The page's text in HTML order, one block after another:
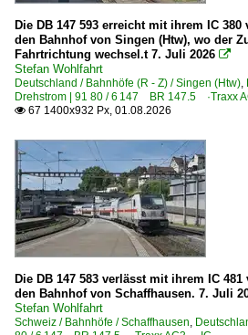
ICE T BR 415 · 5 415
ICExperimental BR 410.0 ·
Elektrotriebzüge | 94 80
0 422 BR 422
0 423 BR 423
0 425 BR 425 'Quietschie'
0 426 BR 426.0
0 430 BR 430
0 440 BR 440 ·Coradia
Die DB 147 593 erreicht mit ihrem IC
den Bahnhof von Singen (Htw), wo der
Fahrtrichtung wechsel.t 7. Juli 2026 
Stefan Wohlfahrt
Deutschland / Bahnhöfe (R - Z) / Singen (Htw)
Drehstrom | 91 80 / 6 147 BR 147.5 ·Traxx
 67 1400x932 Px, 01.08.2026
Die DB 147 583 verlässt mit ihrem IC
den Bahnhof von Schaffhausen. 7. Juli
Stefan Wohlfahrt
Schweiz / Bahnhöfe / Schaffhausen